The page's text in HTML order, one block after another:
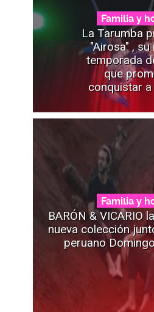
Familia y
La Tarumba
"Airosa" , su
temporada
que
conquistar
Familia y
BARÓN & VICARIO
nueva colección
peruano